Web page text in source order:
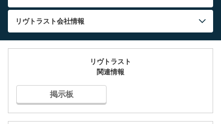
リヴトラスト会社情報
リヴトラスト
関連情報
掲示板